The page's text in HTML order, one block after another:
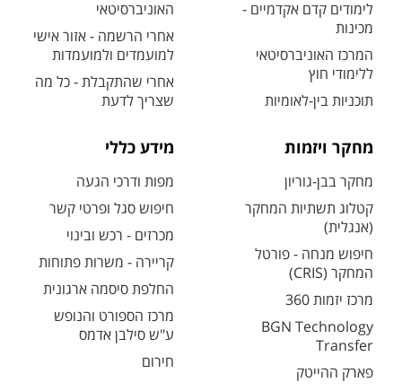
לימודים קדם אקדמיים -
מכינות
המרכז האוניברסיטאי
ללימודי חוץ
תוכניות בין-לאומיות
האוניברסיטאי
אחרי הרשמה - אזור אישי
למועמדים ולמועמדות
אחרי שהתקבלת - כל מה
שצריך לדעת
מחקר ויזמות
מחקר בבן-גוריון
קטלוג תשתיות המחקר
(אנגלית)
חיפוש מנחה - פורטל
המחקר (CRIS)
מרכז יזמות 360
BGN Technology
Transfer
פארק ההייטק
מידע כללי
מפות ודרכי הגעה
חיפוש סגל ופרטי קשר
מכרזים - רכש ובינוי
קריירה - משרות פתוחות
החלפת סיסמה ארגונית
מרכז הספורט והנופש
ע"ש סילבן אדמס
חירום